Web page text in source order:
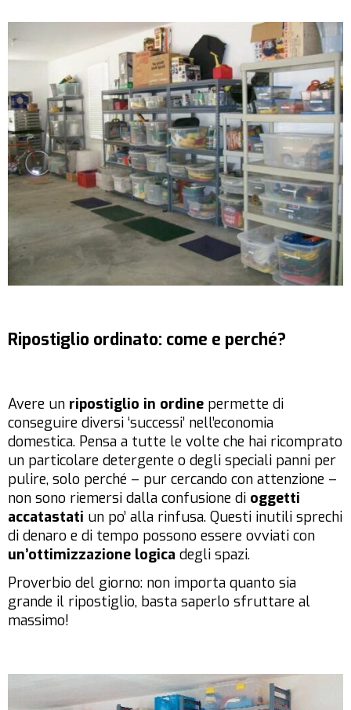
Ripostiglio ordinato: come e perché?
Avere un ripostiglio in ordine permette di
conseguire diversi ‘successi’ nell’economia
domestica. Pensa a tutte le volte che hai ricomprato
un particolare detergente o degli speciali panni per
pulire, solo perché – pur cercando con attenzione –
non sono riemersi dalla confusione di oggetti
accatastati un po’ alla rinfusa. Questi inutili sprechi
di denaro e di tempo possono essere ovviati con
un’ottimizzazione logica degli spazi.
Proverbio del giorno: non importa quanto sia
grande il ripostiglio, basta saperlo sfruttare al
massimo!